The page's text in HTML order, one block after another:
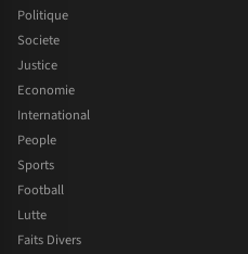
Politique
Societe
Justice
Economie
International
People
Sports
Football
Lutte
Faits Divers